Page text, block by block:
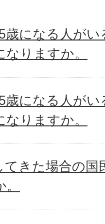
歳になる人が
りますか。
歳になる人が
りますか。
てきた場合の国